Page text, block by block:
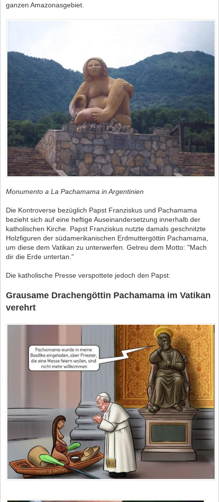
ganzen Amazonasgebiet.
Monumento a La Pachamama in Argentinien
Die Kontroverse bezüglich Papst Franziskus und Pachamama
bezieht sich auf eine heftige Auseinandersetzung innerhalb der
katholischen Kirche. Papst Franziskus nutzte damals geschnitzte
Holzfiguren der südamerikanischen Erdmuttergöttin Pachamama,
um diese dem Vatikan zu unterwerfen. Getreu dem Motto: "Mach
dir die Erde untertan."
Die katholische Presse verspottete jedoch den Papst:
Grausame Drachengöttin Pachamama im Vatikan
verehrt